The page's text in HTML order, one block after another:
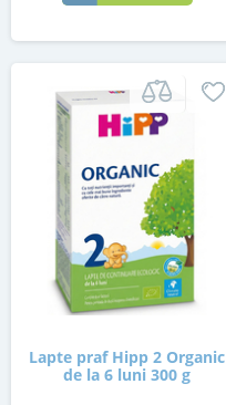
Lapte praf Hipp 2 Organic
de la 6 luni 300 g